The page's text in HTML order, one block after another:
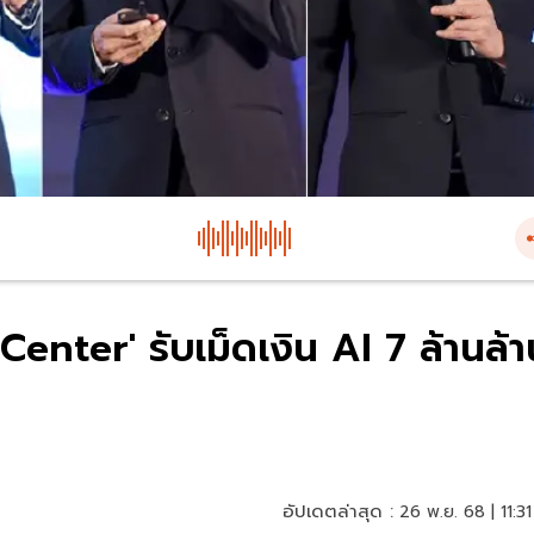
รับเม็ดเงิน AI 7 ล้านล้
อัปเดตล่าสุด : 26 พ.ย. 68 |